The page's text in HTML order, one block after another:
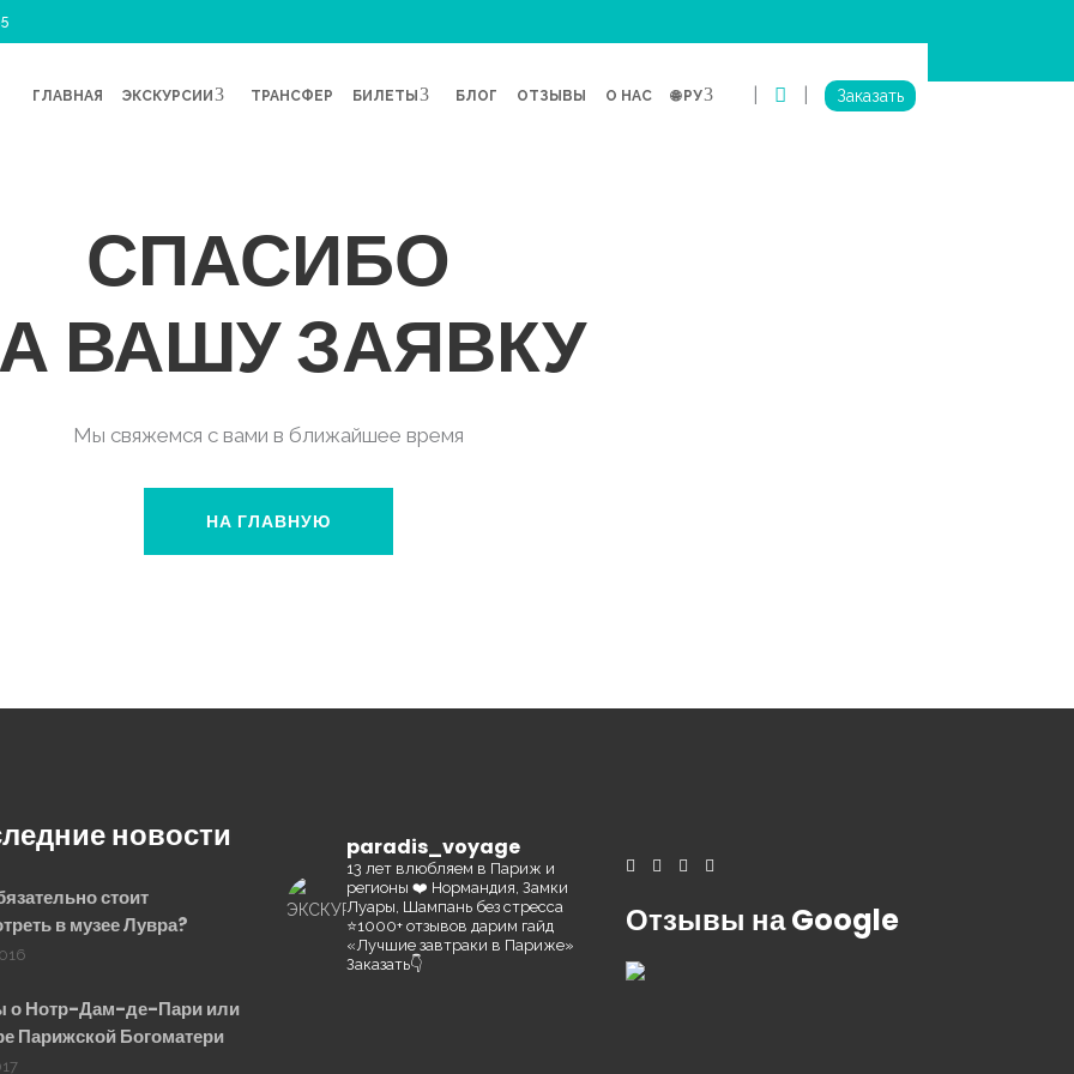
ГЛАВНАЯ ЭКСКУРСИИ ТРАНСФЕР БИЛЕТЫ БЛОГ ОТЗЫВЫ О НАС 🌐 РУ Заказать
СПАСИБО
ВАШУ ЗАЯВКУ
Мы свяжемся с вами в ближайшее время
НА ГЛАВНУЮ
новости
стоит
в музее Лувра?
о Нотр-Дам-де-Пари или
Парижской Богоматери
paradis_voyage
13 лет влюбляем в Париж и
регионы ❤️ Нормандия, Замки
Луары, Шампань без стресса
⭐️1000+ отзывов дарим гайд
«Лучшие завтраки в Париже»
Заказать👇
Отзывы на Google